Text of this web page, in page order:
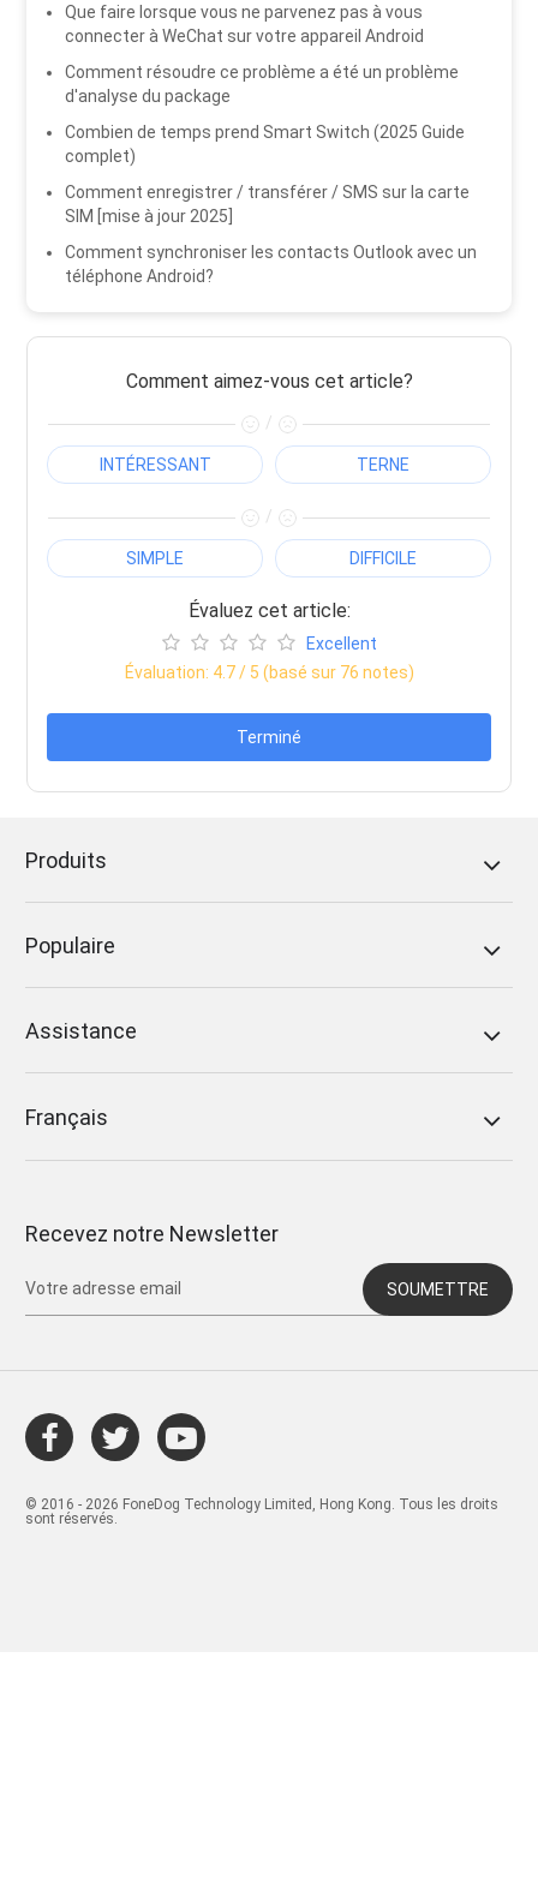
Que faire lorsque vous ne parvenez pas à vous
connecter à WeChat sur votre appareil Android
Comment résoudre ce problème a été un problème
d'analyse du package
Combien de temps prend Smart Switch (2025 Guide
complet)
Comment enregistrer / transférer / SMS sur la carte
SIM [mise à jour 2025]
Comment synchroniser les contacts Outlook avec un
téléphone Android?
Comment aimez-vous cet article?
/
INTÉRESSANT TERNE
/
SIMPLE DIFFICILE
Évaluez cet article:
Excellent
Évaluation: 4.7/ 5 (basé sur 76 notes)
Terminé
Produits
Populaire
Assistance
Français
Recevez notre Newsletter
SOUMETTRE
© 2016 - 2026 FoneDog Technology Limited, Hong Kong. Tous les droits
sont réservés.